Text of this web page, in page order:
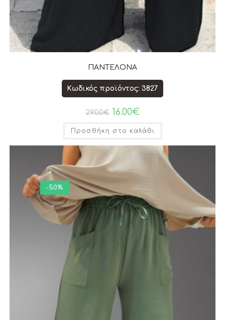
ΠΑΝΤΕΛΟΝΑ
Κωδικός προϊόντος: 3827
29.00€ 16.00€
Προσθήκη στο καλάθι
-50%